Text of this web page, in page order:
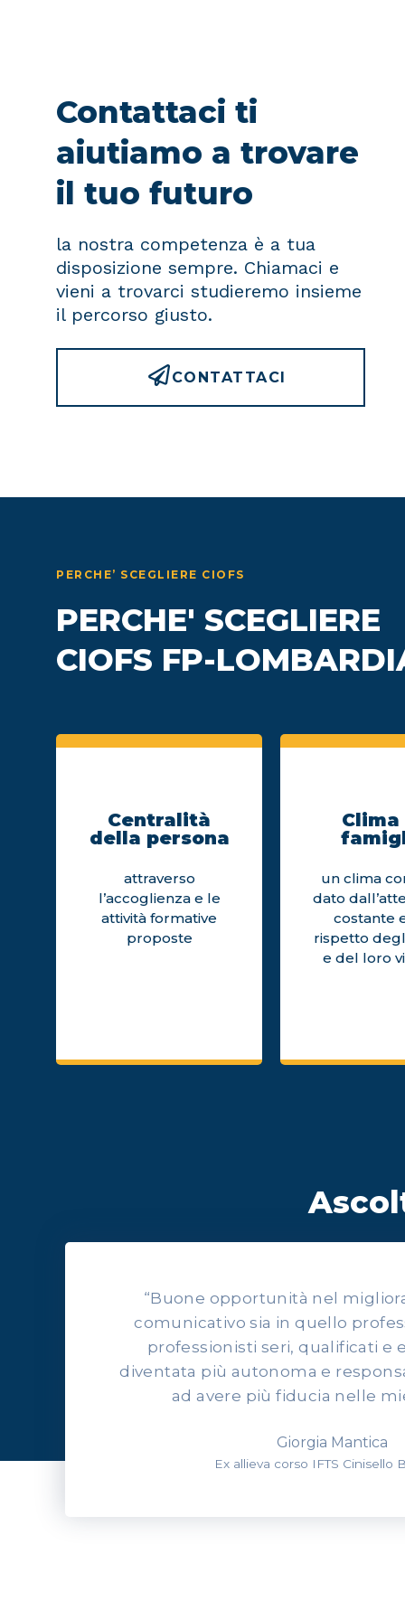
Contattaci ti
aiutiamo a trovare
il tuo futuro
la nostra competenza è a tua
disposizione sempre. Chiamaci e
vieni a trovarci studieremo insieme
il percorso giusto.
CONTATTACI
PERCHE’ SCEGLIERE CIOFS
PERCHE' SCEGLIERE
CIOFS FP-
Centralità
della persona
attraverso
l’accoglienza e le
attività formative
proposte
Clima
un clima
dato
costante
rispetto
e del loro
“Buone opportunità nel
comunicativo sia in quello
professionisti seri, qualificati e
diventata più autonoma e
ad avere più fiducia nelle
Giorgia Mantica
Ex allieva corso IFTS Cinisello